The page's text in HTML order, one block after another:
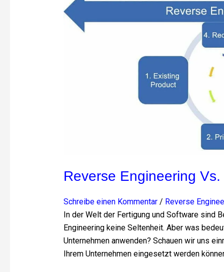
Reverse Engineering
Schreibe einen Kommentar / Reverse
In der Welt der Fertigung und Software sind
Engineering keine Seltenheit. Aber was
Unternehmen anwenden? Schauen wir uns
Ihrem Unternehmen eingesetzt werden
Engineering
vs.
Forward